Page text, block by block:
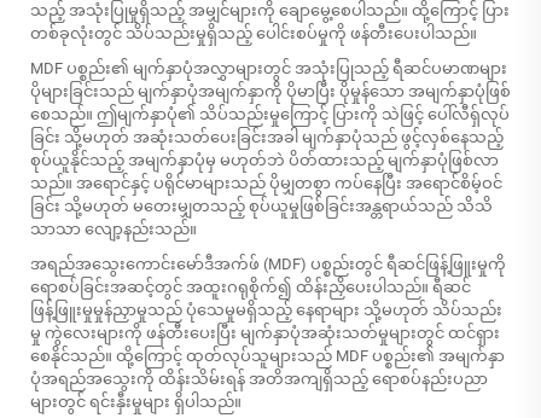
သည့် အသုံးပြုမှုရှိသည့် အမျှင်များကို ချောမွေ့စေပါသည်။ ထို့ကြောင့် ပြား
တစ်ခုလုံးတွင် သိပ်သည်းမှုရှိသည့် ပေါင်းစပ်မှုကို ဖန်တီးပေးပါသည်။
MDF ပစ္စည်း၏ မျက်နှာပုံအလွှာများတွင် အသုံးပြုသည့် ရီဆင်ပမာဏများ
ပိုများခြင်းသည် မျက်နှာပုံအမျက်နှာကို ပိုမာပြီး ပိုမှုန်သော အမျက်နှာပုံဖြစ်
စေသည်။ ဤမျက်နှာပုံ၏ သိပ်သည်းမှုကြောင့် ပြားကို သဲဖြင့် ပေါ်လီရှ်လုပ်
ခြင်း သို့မဟုတ် အဆုံးသတ်ပေးခြင်းအခါ မျက်နှာပုံသည် ဖွင့်လှစ်နေသည့်
စုပ်ယူနိုင်သည့် အမျက်နှာပုံမှ မဟုတ်ဘဲ ပိတ်ထားသည့် မျက်နှာပုံဖြစ်လာ
သည်။ အရောင်နှင့် ပရိုင်မာများသည် ပိုမျှတစွာ ကပ်နေပြီး အရောင်စိမ့်ဝင်
ခြင်း သို့မဟုတ် မတေးမျှတသည့် စုပ်ယူမှုဖြစ်ခြင်းအန္တရာယ်သည် သိသိ
သာသာ လျော့နည်းသည်။
အရည်အသွေးကောင်းမော်ဒီအက်ဖ် (MDF) ပစ္စည်းတွင် ရီဆင်ဖြန့်ဖြူးမှုကို
ရောစပ်ခြင်းအဆင့်တွင် အထူးဂရုစိုက်၍ ထိန်းညှိပေးပါသည်။ ရီဆင်
ဖြန့်ဖြူးမှုမှုန်ညှာမှုသည် ပုံသေမှုမရှိသည့် နေရာများ သို့မဟုတ် သိပ်သည်း
မှု ကွဲလေးများကို ဖန်တီးပေးပြီး မျက်နှာပုံအဆုံးသတ်မှုများတွင် ထင်ရှား
စေနိုင်သည်။ ထို့ကြောင့် ထုတ်လုပ်သူများသည် MDF ပစ္စည်း၏ အမျက်နှာ
ပုံအရည်အသွေးကို ထိန်းသိမ်းရန် အတိအကျရှိသည့် ရောစပ်နည်းပညာ
များတွင် ရင်းနှီးမှုများ ရှိပါသည်။